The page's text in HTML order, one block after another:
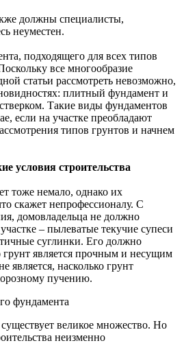
должны специалисты,
неуместен.
подходящего для всех типов
все многообразие
статьи рассмотреть невозможно,
плитный фундамент и
Такие виды фундаментов
если на участке преобладают
типов грунтов и начнем
условия строительства
тоже немало, однако их
скажет непрофессионалу. С
домовладельца не должно
– пылеватые текучие супеси
суглинки. Его должно
грунт является прочным и несущим
является, насколько грунт
пучению.
великое множество. Но
неизменно